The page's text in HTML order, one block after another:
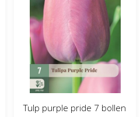
Tulp purple pride 7 bollen